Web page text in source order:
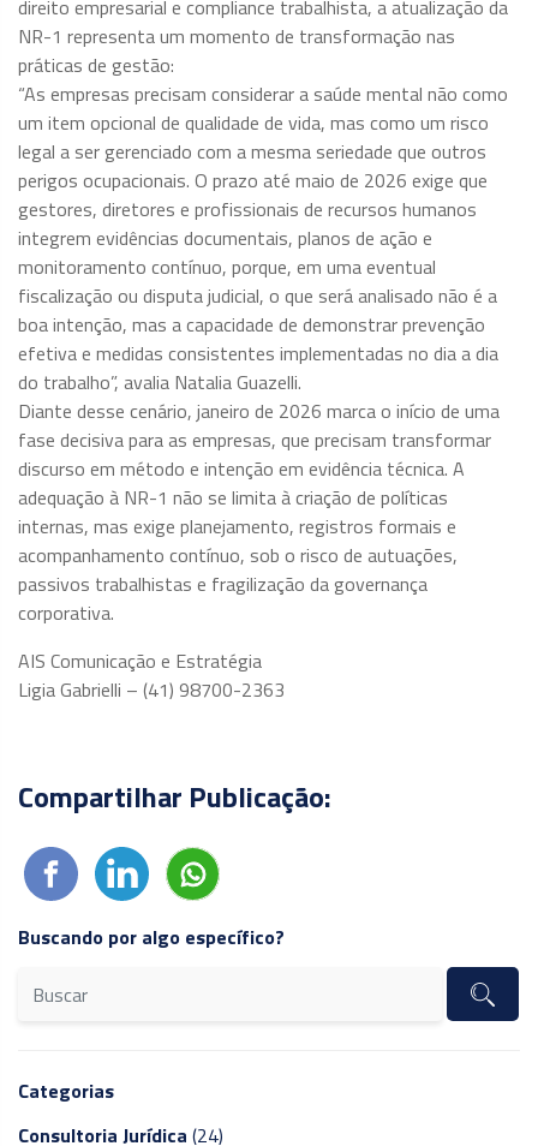
direito empresarial e compliance trabalhista, a atualização da
NR-1 representa um momento de transformação nas
práticas de gestão:
“As empresas precisam considerar a saúde mental não como
um item opcional de qualidade de vida, mas como um risco
legal a ser gerenciado com a mesma seriedade que outros
perigos ocupacionais. O prazo até maio de 2026 exige que
gestores, diretores e profissionais de recursos humanos
integrem evidências documentais, planos de ação e
monitoramento contínuo, porque, em uma eventual
fiscalização ou disputa judicial, o que será analisado não é a
boa intenção, mas a capacidade de demonstrar prevenção
efetiva e medidas consistentes implementadas no dia a dia
do trabalho”, avalia Natalia Guazelli.
Diante desse cenário, janeiro de 2026 marca o início de uma
fase decisiva para as empresas, que precisam transformar
discurso em método e intenção em evidência técnica. A
adequação à NR-1 não se limita à criação de políticas
internas, mas exige planejamento, registros formais e
acompanhamento contínuo, sob o risco de autuações,
passivos trabalhistas e fragilização da governança
corporativa.
AIS Comunicação e Estratégia
Ligia Gabrielli – (41) 98700-2363
Compartilhar Publicação:
Buscando por algo específico?
Categorias
Consultoria Jurídica (24)